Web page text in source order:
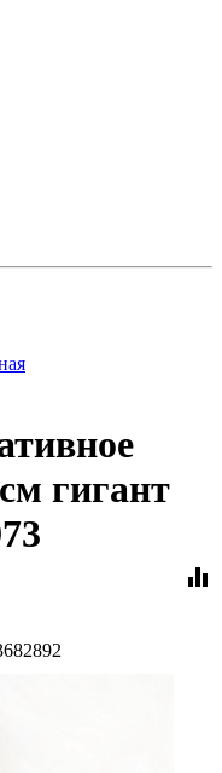
гигант
equalizer